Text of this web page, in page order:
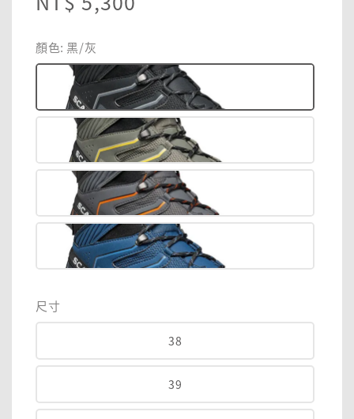
顏色: 黑/灰
尺寸
38
39